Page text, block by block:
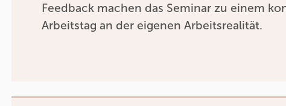
Feedback machen das Seminar zu einem
Arbeitstag an der eigenen Arbeitsrealität.